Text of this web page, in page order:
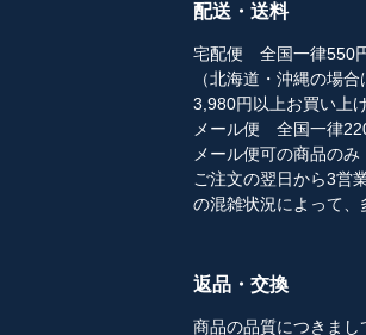
配送・送料
宅配便 全国一律550
（北海道・沖縄の場合
3,980円以上お買い上
メール便 全国一律
メール便可の商品のみ
ご注文の翌日から3営
の混雑状況によって、
返品・交換
商品の品質につきま